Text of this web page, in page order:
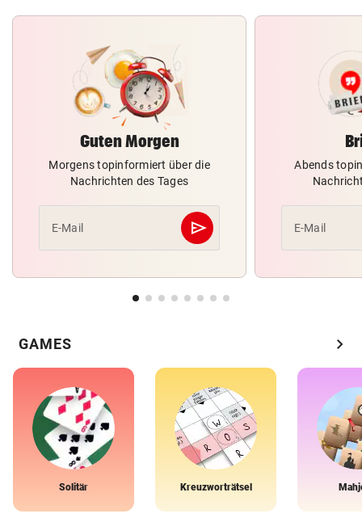
Guten Morgen
Morgens topinformiert über die
Nachrichten des Tages
E-Mail send
Abschicken
Abends
E-Mail
GAMES chevron_right
Solitär Kreuzworträtsel